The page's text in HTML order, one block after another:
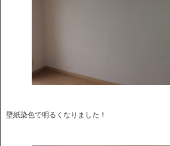
壁紙染色で明るくなりました！